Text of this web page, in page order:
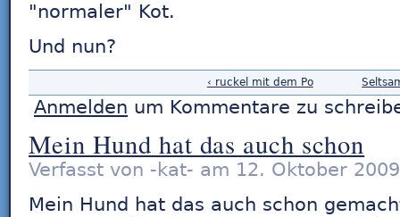
"normaler" Kot.
Und nun?
‹ ruckel mit dem Po
Anmelden um Kommentare zu
Mein Hund hat das auch schon
Verfasst von -kat- am 12. Oktober
Mein Hund hat das auch schon